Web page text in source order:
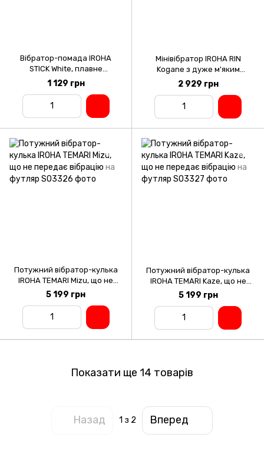
Вібратор-помада IROHA
STICK White, плавне
збільшення потужності
1 129 грн
Мінівібратор IROHA RIN
Kogane з дуже м'яким
кінчиком
2 929 грн
Потужний вібратор-кулька
IROHA TEMARI Mizu, що не
передає вібрацію на футляр
5 199 грн
Потужний вібратор-кулька
IROHA TEMARI Kaze, що не
передає вібрацію на футляр
5 199 грн
Показати ще 14 товарів
Назад 1 з 2 Вперед